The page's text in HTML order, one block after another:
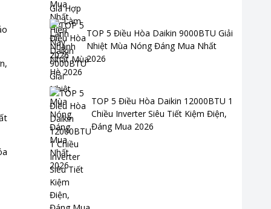
TOP 5 Điều Hòa Daikin 9000BTU Giải
Nhiệt Mùa Nóng Đáng Mua Nhất
2026
TOP 5 Điều Hòa Daikin 12000BTU 1
Chiều Inverter Siêu Tiết Kiệm Điện,
Đáng Mua 2026